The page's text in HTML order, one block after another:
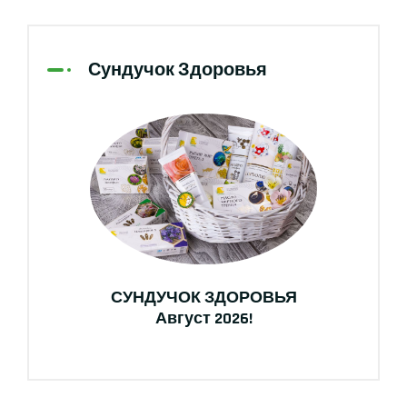
Сундучок Здоровья
СУНДУЧОК ЗДОРОВЬЯ
Август 2026!